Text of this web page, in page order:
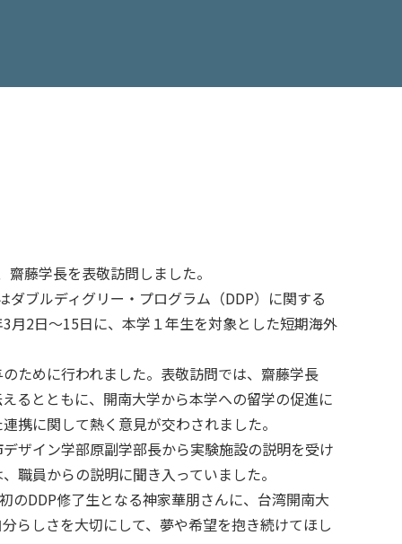
藤学長を表敬訪問しました。
ブルディグリー・プログラム（DDP）に関する
月2日～15日に、本学１年生を対象とした短期海外
ために行われました。表敬訪問では、齋藤学長
るとともに、開南大学から本学への留学の促進に
携に関して熱く意見が交わされました。
ザイン学部原副学部長から実験施設の説明を受け
職員からの説明に聞き入っていました。
のDDP修了生となる神家華朋さんに、台湾開南大
らしさを大切にして、夢や希望を抱き続けてほし